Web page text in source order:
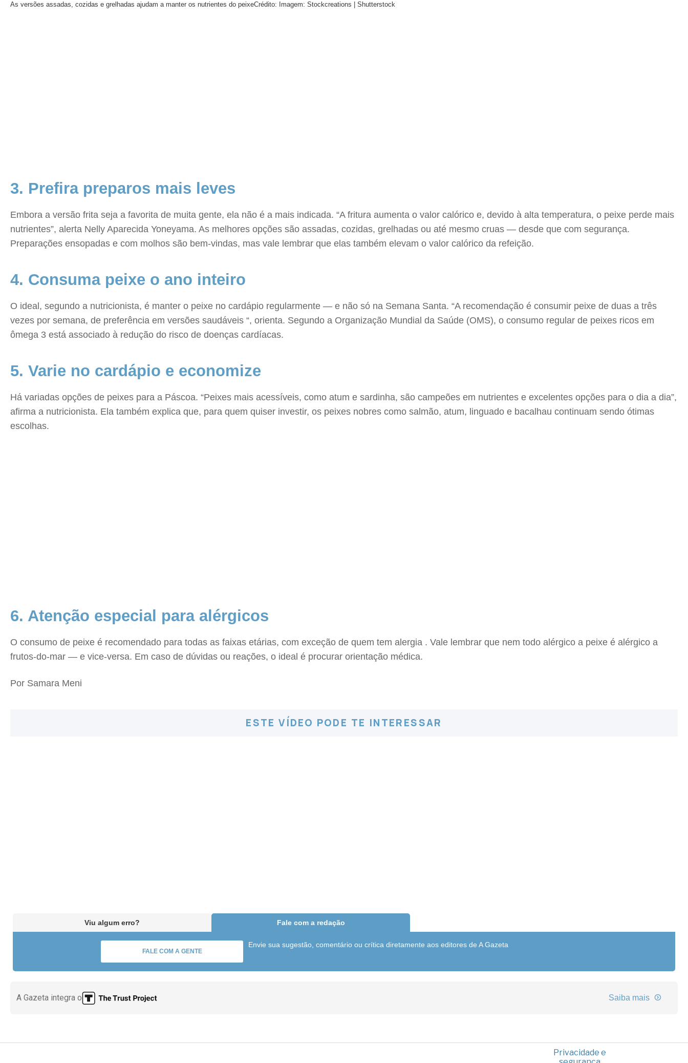
As versões assadas, cozidas e grelhadas ajudam a manter os nutrientes do peixeCrédito: Imagem: Stockcreations | Shutterstock
3. Prefira preparos mais leves
Embora a versão frita seja a favorita de muita gente, ela não é a mais indicada. “A fritura aumenta o valor calórico e, devido à alta temperatura, o peixe perde mais
nutrientes”, alerta Nelly Aparecida Yoneyama. As melhores opções são assadas, cozidas, grelhadas ou até mesmo cruas — desde que com segurança.
Preparações ensopadas e com molhos são bem-vindas, mas vale lembrar que elas também elevam o valor calórico da refeição.
4. Consuma peixe o ano inteiro
O ideal, segundo a nutricionista, é manter o peixe no cardápio regularmente — e não só na Semana Santa. “A recomendação é consumir peixe de duas a três
vezes por semana, de preferência em versões saudáveis “, orienta. Segundo a Organização Mundial da Saúde (OMS), o consumo regular de peixes ricos em
ômega 3 está associado à redução do risco de doenças cardíacas.
5. Varie no cardápio e economize
Há variadas opções de peixes para a Páscoa. “Peixes mais acessíveis, como atum e sardinha, são campeões em nutrientes e excelentes opções para o dia a dia”,
afirma a nutricionista. Ela também explica que, para quem quiser investir, os peixes nobres como salmão, atum, linguado e bacalhau continuam sendo ótimas
escolhas.
6. Atenção especial para alérgicos
O consumo de peixe é recomendado para todas as faixas etárias, com exceção de quem tem alergia . Vale lembrar que nem todo alérgico a peixe é alérgico a
frutos-do-mar — e vice-versa. Em caso de dúvidas ou reações, o ideal é procurar orientação médica.
Por Samara Meni
ESTE VÍDEO PODE TE INTERESSAR
Viu algum erro? Fale com a redação
FALE COM A GENTE
Envie sua sugestão, comentário ou crítica diretamente aos editores de A Gazeta
A Gazeta integra o Saiba mais
Privacidade e